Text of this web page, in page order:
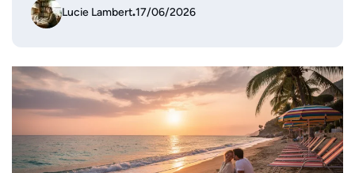
Lucie Lambert.17/06/2026